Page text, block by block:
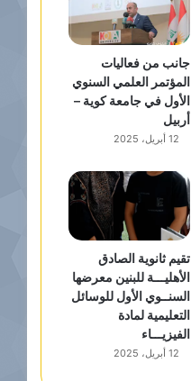
جانب من فعاليات
المؤتمر العلمي السنوي
الأول في جامعة كوية –
أربيل
12 أبريل، 2025
تقيم ثانوية الصادق
الأهليـــة للبنين معرضها
السنــوي الأول للوسائل
التعليمية لمادة
الفيزيـــاء
12 أبريل، 2025